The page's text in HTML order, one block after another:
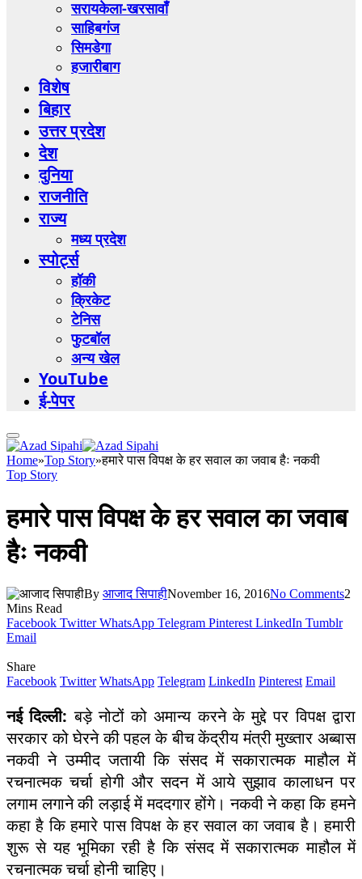
सरायकेला-खरसावाँ
साहिबगंज
सिमडेगा
हजारीबाग
विशेष
बिहार
उत्तर प्रदेश
देश
दुनिया
राजनीति
राज्य
मध्य प्रदेश
स्पोर्ट्स
हॉकी
क्रिकेट
टेनिस
फुटबॉल
अन्य खेल
YouTube
ई-पेपर
Home»Top Story»हमारे पास विपक्ष के हर सवाल का जवाब हैः नकवी
Top Story
हमारे पास विपक्ष के हर सवाल का जवाब
हैः नकवी
By आजाद सिपाहीNovember 16, 2016No Comments2
Mins Read
Facebook Twitter WhatsApp Telegram Pinterest LinkedIn Tumblr
Email
Share
Facebook Twitter WhatsApp Telegram LinkedIn Pinterest Email
नई दिल्ली: बड़े नोटों को अमान्य करने के मुद्दे पर विपक्ष द्वारा
सरकार को घेरने की पहल के बीच केंद्रीय मंत्री मुख्तार अब्बास
नकवी ने उम्मीद जतायी कि संसद में सकारात्मक माहौल में
रचनात्मक चर्चा होगी और सदन में आये सुझाव कालाधन पर
लगाम लगाने की लड़ाई में मददगार होंगे। नकवी ने कहा कि हमने
कहा है कि हमारे पास विपक्ष के हर सवाल का जवाब है। हमारी
शुरू से यह भूमिका रही है कि संसद में सकारात्मक माहौल में
रचनात्मक चर्चा होनी चाहिए।